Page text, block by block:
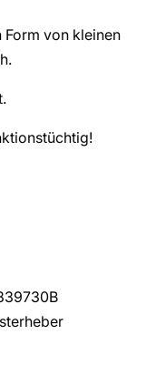
Form von kleinen